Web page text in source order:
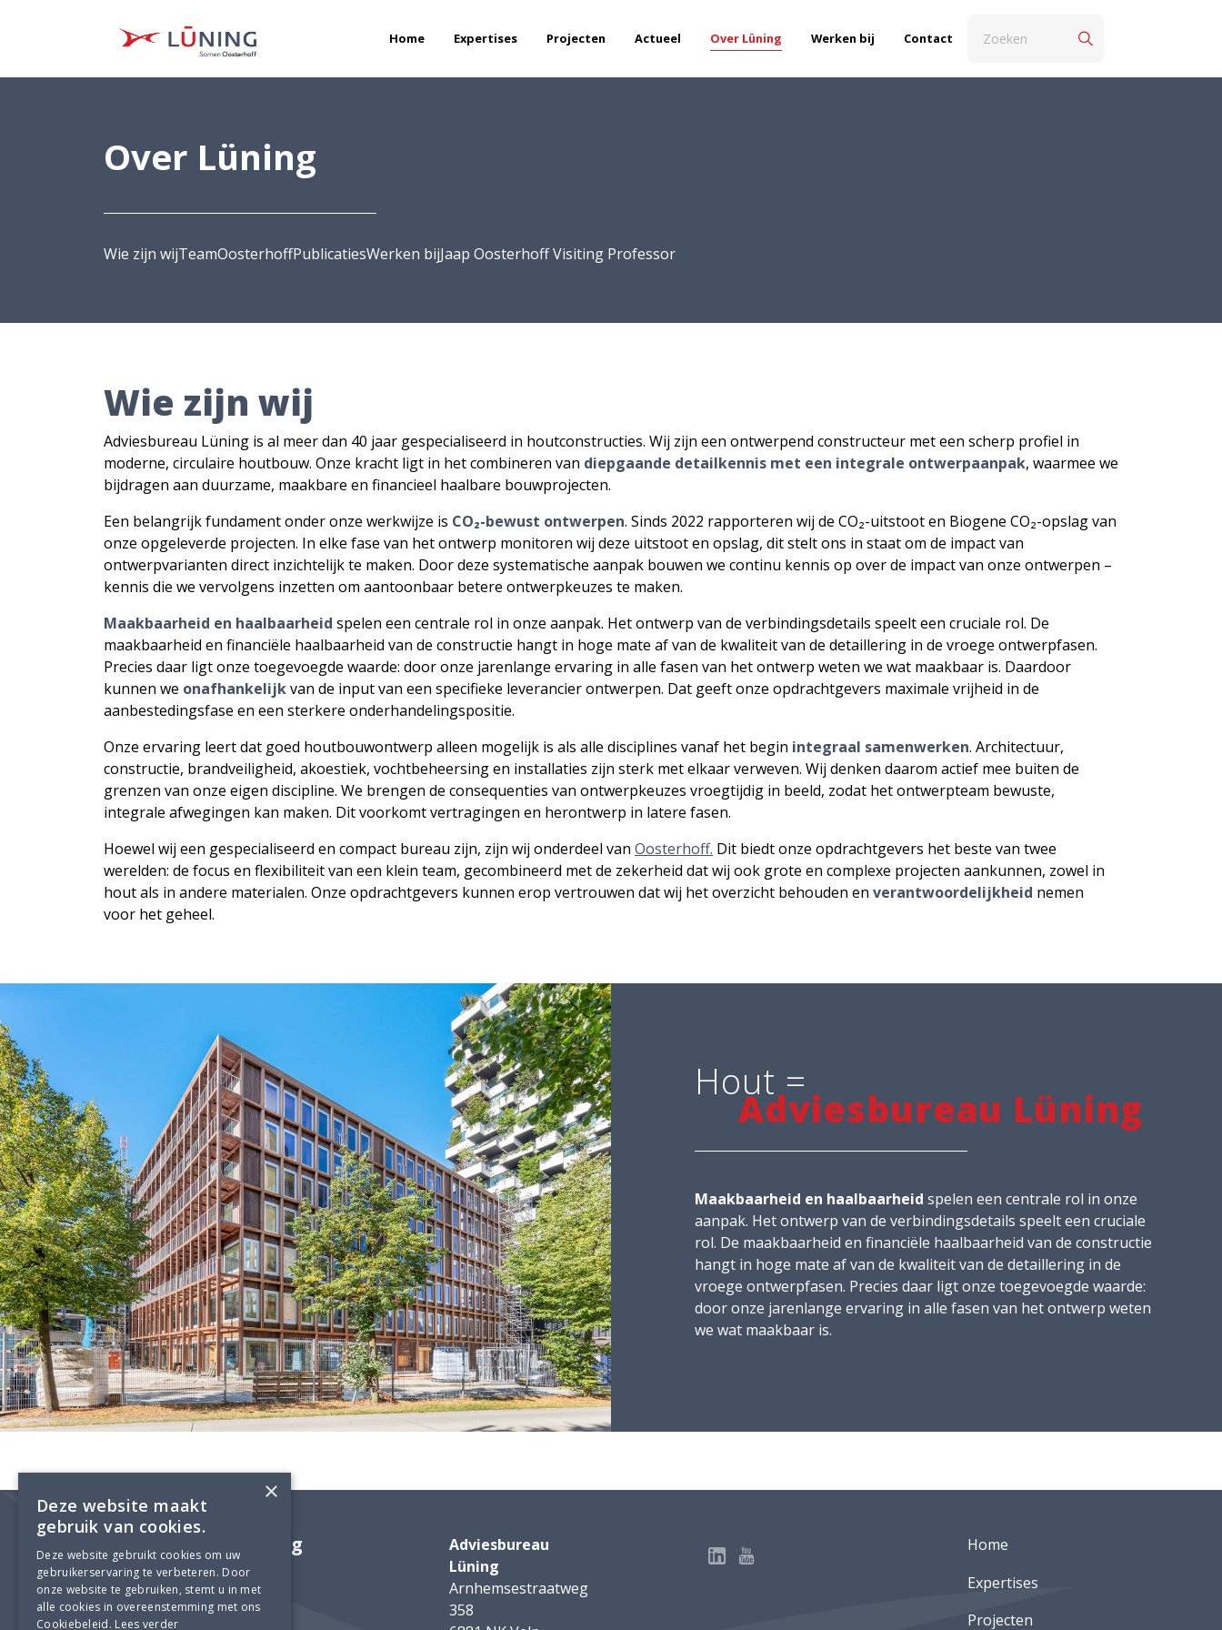
Home Expertises Projecten Actueel Over Lüning Werken bij Contact
Over Lüning
Wie zijn wijTeamOosterhoffPublicatiesWerken bijJaap Oosterhoff Visiting Professor
Wie zijn wij
Adviesbureau Lüning is al meer dan 40 jaar gespecialiseerd in houtconstructies. Wij zijn een ontwerpend constructeur met een scherp profiel in
moderne, circulaire houtbouw. Onze kracht ligt in het combineren van diepgaande detailkennis met een integrale ontwerpaanpak, waarmee we
bijdragen aan duurzame, maakbare en financieel haalbare bouwprojecten.
Een belangrijk fundament onder onze werkwijze is CO₂-bewust ontwerpen. Sinds 2022 rapporteren wij de CO₂-uitstoot en Biogene CO₂-opslag van
onze opgeleverde projecten. In elke fase van het ontwerp monitoren wij deze uitstoot en opslag, dit stelt ons in staat om de impact van
ontwerpvarianten direct inzichtelijk te maken. Door deze systematische aanpak bouwen we continu kennis op over de impact van onze ontwerpen –
kennis die we vervolgens inzetten om aantoonbaar betere ontwerpkeuzes te maken.
Maakbaarheid en haalbaarheid spelen een centrale rol in onze aanpak. Het ontwerp van de verbindingsdetails speelt een cruciale rol. De
maakbaarheid en financiële haalbaarheid van de constructie hangt in hoge mate af van de kwaliteit van de detaillering in de vroege ontwerpfasen.
Precies daar ligt onze toegevoegde waarde: door onze jarenlange ervaring in alle fasen van het ontwerp weten we wat maakbaar is. Daardoor
kunnen we onafhankelijkvan de input van een specifieke leverancier ontwerpen. Dat geeft onze opdrachtgevers maximale vrijheid in de
aanbestedingsfase en een sterkere onderhandelingspositie.
Onze ervaring leert dat goed houtbouwontwerp alleen mogelijk is als alle disciplines vanaf het begin integraal samenwerken. Architectuur,
constructie, brandveiligheid, akoestiek, vochtbeheersing en installaties zijn sterk met elkaar verweven. Wij denken daarom actief mee buiten de
grenzen van onze eigen discipline. We brengen de consequenties van ontwerpkeuzes vroegtijdig in beeld, zodat het ontwerpteam bewuste,
integrale afwegingen kan maken. Dit voorkomt vertragingen en herontwerp in latere fasen.
Hoewel wij een gespecialiseerd en compact bureau zijn, zijn wij onderdeel van Oosterhoff. Dit biedt onze opdrachtgevers het beste van twee
werelden: de focus en flexibiliteit van een klein team, gecombineerd met de zekerheid dat wij ook grote en complexe projecten aankunnen, zowel in
hout als in andere materialen. Onze opdrachtgevers kunnen erop vertrouwen dat wij het overzicht behouden en verantwoordelijkheid nemen
voor het geheel.
Hout =
Adviesbureau Lüning
Maakbaarheid en haalbaarheid spelen een centrale rol in onze
aanpak. Het ontwerp van de verbindingsdetails speelt een cruciale
rol. De maakbaarheid en financiële haalbaarheid van de constructie
hangt in hoge mate af van de kwaliteit van de detaillering in de
vroege ontwerpfasen. Precies daar ligt onze toegevoegde waarde:
door onze jarenlange ervaring in alle fasen van het ontwerp weten
we wat maakbaar is.
Adviesbureau Lüning
Adviesbureau
Lüning
Arnhemsestraatweg
358
Home
Expertises
Projecten
×
Deze website maakt
gebruik van cookies.
Deze website gebruikt cookies om uw
gebruikerservaring te verbeteren. Door
onze website te gebruiken, stemt u in met
alle cookies in overeenstemming met ons
Cookiebeleid. Lees verder